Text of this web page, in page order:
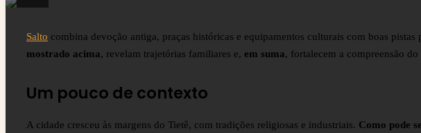
Salto combina devoção antiga, praças históricas e equipamentos culturais com boas pistas
mostrado acima, revelam trajetórias familiares e, em suma, fortalecem a compreensão do
Um pouco de contexto
A cidade cresceu às margens do Tietê, com tradições religiosas e industriais. Como pode